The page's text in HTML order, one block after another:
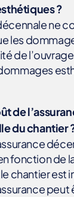
?
ne
les
de
de
du chantier
fonction de
chantier est
peut